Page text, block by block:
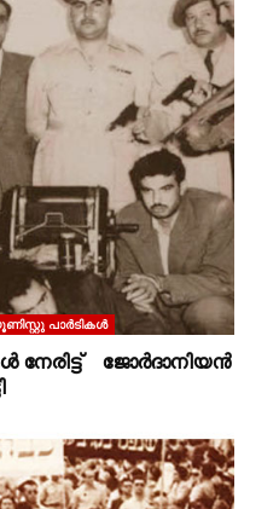
പാര്‍ടികള്‍
നേരിട്ട് ജോർദാനിയൻ